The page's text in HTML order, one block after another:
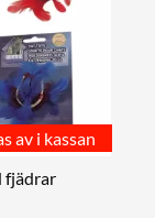
av i kassan
fjädrar